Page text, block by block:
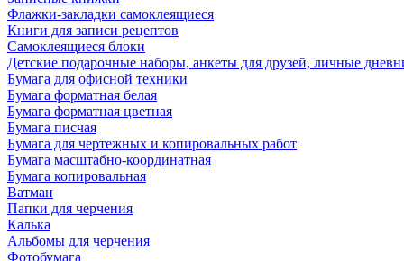
Флажки-закладки самоклеящиеся
Книги для записи рецептов
Самоклеящиеся блоки
Детские подарочные наборы, анкеты для друзей, личные
Бумага для офисной техники
Бумага форматная белая
Бумага форматная цветная
Бумага писчая
Бумага для чертежных и копировальных работ
Бумага масштабно-координатная
Бумага копировальная
Ватман
Папки для черчения
Калька
Альбомы для черчения
Фотобумага